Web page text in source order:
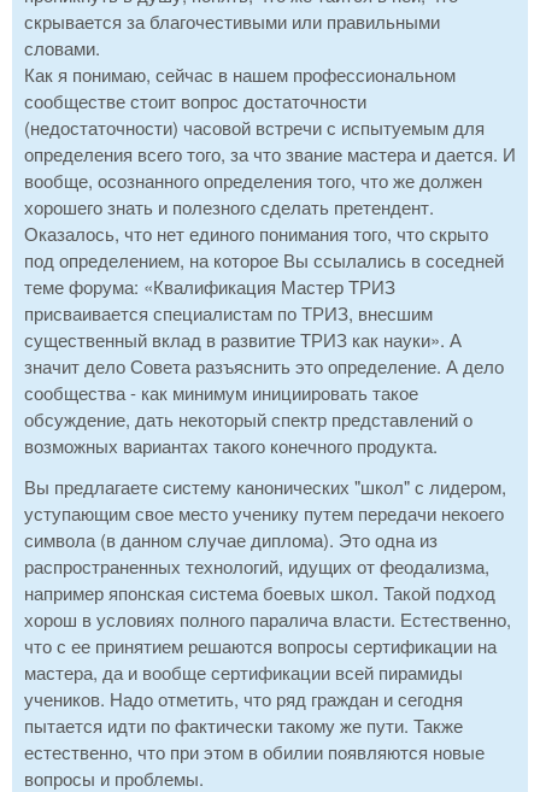
скрывается за благочестивыми или правильными
словами.
Как я понимаю, сейчас в нашем профессиональном
сообществе стоит вопрос достаточности
(недостаточности) часовой встречи с испытуемым для
определения всего того, за что звание мастера и дается. И
вообще, осознанного определения того, что же должен
хорошего знать и полезного сделать претендент.
Оказалось, что нет единого понимания того, что скрыто
под определением, на которое Вы ссылались в соседней
теме форума: «Квалификация Мастер ТРИЗ
присваивается специалистам по ТРИЗ, внесшим
существенный вклад в развитие ТРИЗ как науки». А
значит дело Совета разъяснить это определение. А дело
сообщества - как минимум инициировать такое
обсуждение, дать некоторый спектр представлений о
возможных вариантах такого конечного продукта.
Вы предлагаете систему канонических "школ" с лидером,
уступающим свое место ученику путем передачи некоего
символа (в данном случае диплома). Это одна из
распространенных технологий, идущих от феодализма,
например японская система боевых школ. Такой подход
хорош в условиях полного паралича власти. Естественно,
что с ее принятием решаются вопросы сертификации на
мастера, да и вообще сертификации всей пирамиды
учеников. Надо отметить, что ряд граждан и сегодня
пытается идти по фактически такому же пути. Также
естественно, что при этом в обилии появляются новые
вопросы и проблемы.